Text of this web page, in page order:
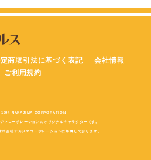
商取引法に基づく表記
会社情報
ご利用規約
NAKAJIMA CORPORATION
マコーポレーションのオリジナルキャラクターです。
会社ナカジマコーポレーションに帰属しております。